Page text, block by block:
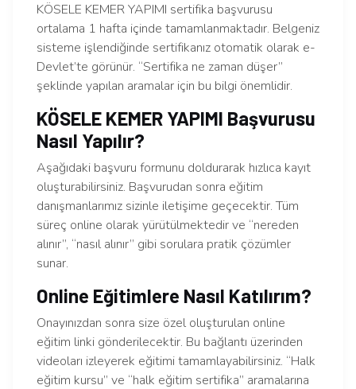
KÖSELE KEMER YAPIMI sertifika başvurusu
ortalama 1 hafta içinde tamamlanmaktadır. Belgeniz
sisteme işlendiğinde sertifikanız otomatik olarak e-
Devlet’te görünür. “Sertifika ne zaman düşer”
şeklinde yapılan aramalar için bu bilgi önemlidir.
KÖSELE KEMER YAPIMI Başvurusu
Nasıl Yapılır?
Aşağıdaki başvuru formunu doldurarak hızlıca kayıt
oluşturabilirsiniz. Başvurudan sonra eğitim
danışmanlarımız sizinle iletişime geçecektir. Tüm
süreç online olarak yürütülmektedir ve “nereden
alınır”, “nasıl alınır” gibi sorulara pratik çözümler
sunar.
Online Eğitimlere Nasıl Katılırım?
Onayınızdan sonra size özel oluşturulan online
eğitim linki gönderilecektir. Bu bağlantı üzerinden
videoları izleyerek eğitimi tamamlayabilirsiniz. “Halk
eğitim kursu” ve “halk eğitim sertifika” aramalarına